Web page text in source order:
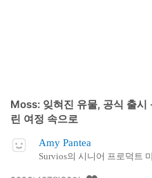
Moss: 잊혀진 유물, 공식 출
린 여정 속으로
Amy Pantea
Survios의 시니어 프로덕트